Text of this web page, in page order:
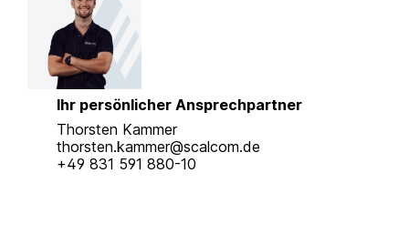
Ihr persönlicher Ansprechpartner
Thorsten Kammer
thorsten.kammer@scalcom.de
+49 831 591 880-10